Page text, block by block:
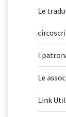
Le
I
Le
Link